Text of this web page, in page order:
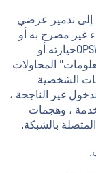
إلى تدمير عرضي
غير مصرح به أو
الوصول إلى البيانات الشخصية للعميل في OPSWATحيازته أو
المحاولات
الشخصية
غير الناجحة ،
، وهجمات
بالشبكة.